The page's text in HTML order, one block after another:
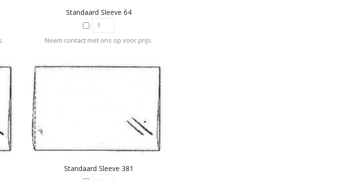
Standaard Sleeve 64
Neem contact met ons op voor prijs.
Standaard Sleeve 381